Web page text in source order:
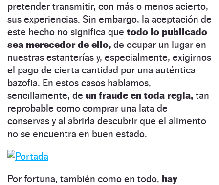
pretender transmitir, con más o menos acierto,
sus experiencias. Sin embargo, la aceptación de
este hecho no significa que todo lo publicado
sea merecedor de ello, de ocupar un lugar en
nuestras estanterías y, especialmente, exigirnos
el pago de cierta cantidad por una auténtica
bazofia. En estos casos hablamos,
sencillamente, de un fraude en toda regla, tan
reprobable como comprar una lata de
conservas y al abrirla descubrir que el alimento
no se encuentra en buen estado.
Por fortuna, también como en todo, hay